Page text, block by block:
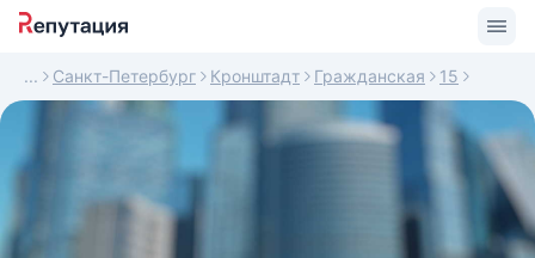
Санкт-Петербург Кронштадт Гражданская 15